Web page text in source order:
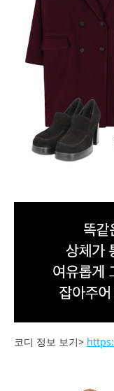
코디 정보 보기>